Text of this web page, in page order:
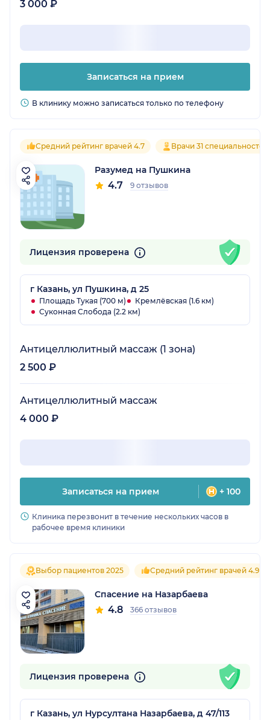
3 000 ₽
Записаться на прием
В клинику можно записаться только по телефону
Средний рейтинг врачей 4.7 Врачи 31 специальностей
Разумед на Пушкина
4.7 9 отзывов
Лицензия проверена
г Казань, ул Пушкина, д 25
Площадь Тукая (700 м)
Кремлёвская (1.6 км)
Суконная Слобода (2.2 км)
Антицеллюлитный массаж (1 зона)
2 500 ₽
Антицеллюлитный массаж
4 000 ₽
Записаться на прием + 100
Клиника перезвонит в течение нескольких часов в
рабочее время клиники
Выбор пациентов 2025 Средний рейтинг врачей 4.9
Спасение на Назарбаева
4.8 366 отзывов
Лицензия проверена
г Казань, ул Нурсултана Назарбаева, д 47/113